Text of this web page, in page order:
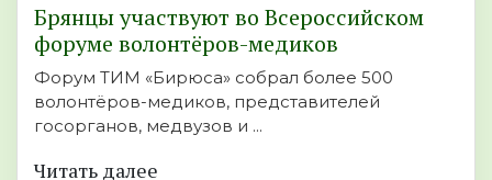
Брянцы участвуют во Всероссийском
форуме волонтёров-медиков
Форум ТИМ «Бирюса» собрал более 500
волонтёров-медиков, представителей
госорганов, медвузов и ...
Читать далее